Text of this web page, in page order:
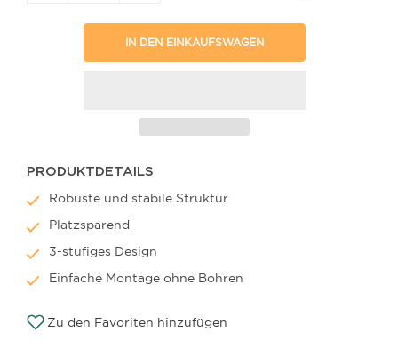
IN DEN EINKAUFSWAGEN
PRODUKTDETAILS
Robuste und stabile Struktur
Platzsparend
3-stufiges Design
Einfache Montage ohne Bohren
Zu den Favoriten hinzufügen